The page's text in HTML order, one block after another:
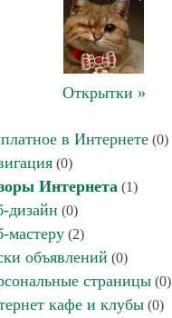
Открытки »
в Интернете (0)
(0)
Интернета (1)
дизайн (0)
мастеру (2)
объявлений (0)
страницы (0)
кафе и клубы (0)